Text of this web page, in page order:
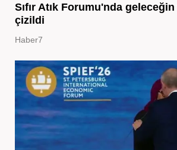
Sıfır Atık Forumu'nda
çizildi
Haber7